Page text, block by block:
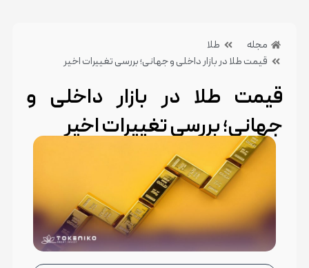
مجله
طلا
قیمت طلا در بازار داخلی و جهانی؛ بررسی تغییرات اخیر
قیمت طلا در بازار داخلی و
جهانی؛ بررسی تغییرات اخیر
21 خرداد 1404